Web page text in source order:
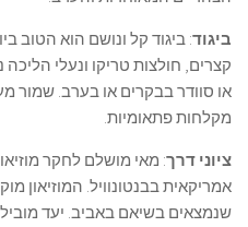
ביגוד: ביגוד קל ונושם הוא הטוב
קצרים, חולצות טריקו ונעלי
או סוודר בבקרים או בערב. שמור
מקלחות פתאומיות.
ציוני דרך: מאי מושלם לחקר
אמריקאית בבנטונוויל. המוזיאון
שנמצאים בשיאם באביב. יעד